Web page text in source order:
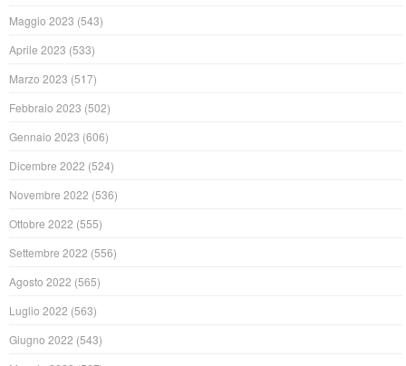
Maggio 2023 (543)
Aprile 2023 (533)
Marzo 2023 (517)
Febbraio 2023 (502)
Gennaio 2023 (606)
Dicembre 2022 (524)
Novembre 2022 (536)
Ottobre 2022 (555)
Settembre 2022 (556)
Agosto 2022 (565)
Luglio 2022 (563)
Giugno 2022 (543)